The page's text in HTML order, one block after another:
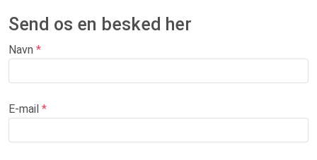
Send os en besked her
Navn *
E-mail *